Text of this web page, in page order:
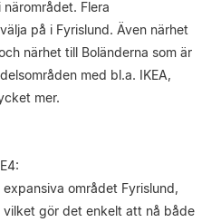
Flera
på i Fyrislund. Även närhet
närhet till Boländerna som är
med bl.a. IKEA,
mer.
området Fyrislund,
vilket gör det enkelt att nå både